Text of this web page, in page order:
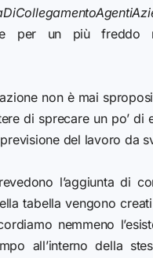
per un più
non è mai
di sprecare un po’ di
del lavoro da
l’aggiunta di
tabella vengono
nemmeno
all’interno della